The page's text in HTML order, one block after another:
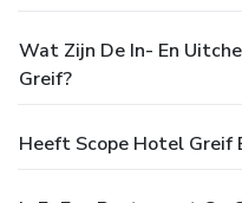
Wat Zijn De In- En
Greif?
Heeft Scope Hotel Greif